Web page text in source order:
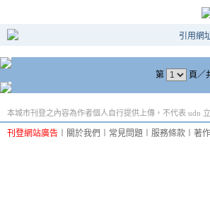
引用網
第 頁／
本城市刊登之內容為作者個人自行提供上傳，不代表 udn 立
刊登網站廣告 關於我們 常見問題 服務條款 著